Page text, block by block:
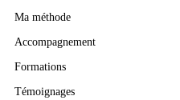
Ma méthode
Accompagnement
Formations
Témoignages